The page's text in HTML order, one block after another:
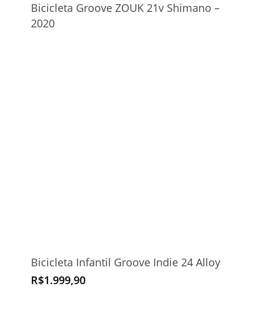
Bicicleta Groove ZOUK 21v Shimano –
2020
Bicicleta Infantil Groove Indie 24 Alloy
R$1.999,90